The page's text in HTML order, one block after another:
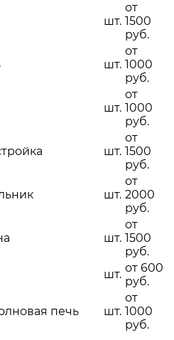
шт.
от
1500
руб.
шт.
от
1000
руб.
шт.
от
1000
руб.
шт.
от
1500
руб.
шт.
от
2000
руб.
шт.
от
1500
руб.
шт. от 600
руб.
печь шт.
от
1000
руб.